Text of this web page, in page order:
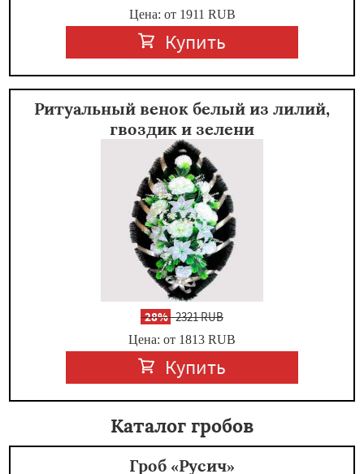
Цена: от 1911 RUB
Купить
Ритуальный венок белый из лилий,
гвоздик и зелени
-28%2321 RUB
Цена: от 1813 RUB
Купить
Каталог гробов
Гроб «Русич»